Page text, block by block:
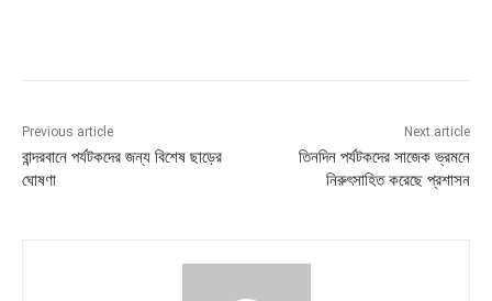
Previous article
বান্দরবানে পর্যটকদের জন্য বিশেষ ছাড়ের
ঘোষণা
Next article
তিনদিন পর্যটকদের সাজেক ভ্রমনে
নিরুৎসাহিত করেছে প্রশাসন